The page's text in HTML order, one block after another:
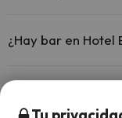
¿Hay bar en Hotel